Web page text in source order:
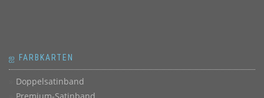
ஐ FARBKARTEN
Doppelsatinband